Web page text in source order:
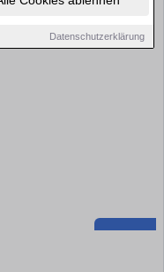
Datenschutzerklärung